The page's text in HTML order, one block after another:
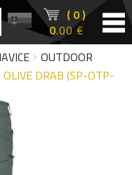
( 0 )
0.00 €
OUTDOOR
DRAB (SP-OTP-